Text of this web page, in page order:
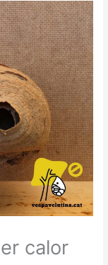
calor